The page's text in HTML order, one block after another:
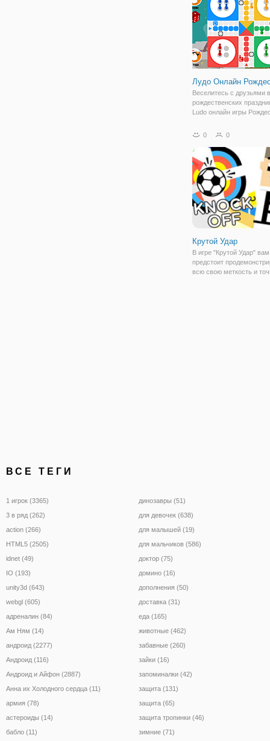
Лудо Онлайн
Веселитесь с друзьями
рождественских
Ludo онлайн игры
игра против компьютера
играть со случайно
людей
0 0
Крутой Удар
В игре "Крутой Удар" вам
предстоит
всю свою меткость и
ВСЕ ТЕГИ
1 игрок (3365)
3 в ряд (262)
action (266)
HTML5 (2505)
idnet (49)
IO (193)
unity3d (643)
webgl (605)
адреналин (84)
Ам Ням (14)
андроид (2277)
Андроид (116)
Андроид и Айфон (2887)
Анна их Холодного сердца (11)
армия (78)
астероиды (14)
бабло (11)
динозавры (51)
для девочек (638)
для малышей (19)
для мальчиков (586)
доктор (75)
домино (16)
дополнения (50)
доставка (31)
еда (165)
животные (462)
забавные (260)
зайки (16)
запоминалки (42)
защита (131)
защита (65)
защита тропинки (46)
зимние (71)